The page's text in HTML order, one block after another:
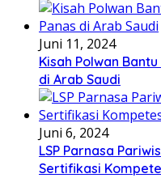
Juni 11, 2024
Kisah Polwan
di Arab Saudi
Juni 6, 2024
LSP Parnasa
Sertifikasi